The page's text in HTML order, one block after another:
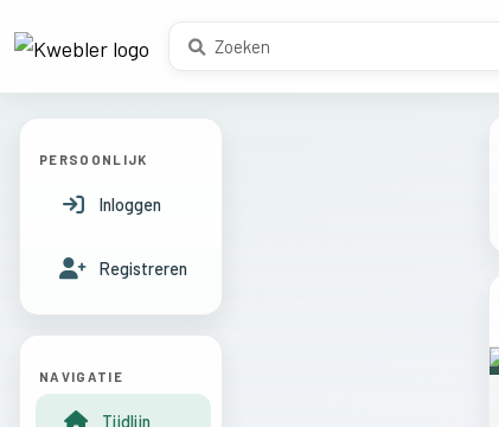
PERSOONLIJK
Inloggen
Registreren
NAVIGATIE
Tijdlijn